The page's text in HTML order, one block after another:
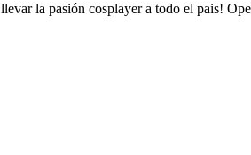
la pasión cosplayer a todo el pais!